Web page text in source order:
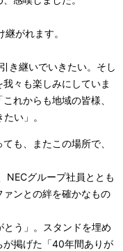
がれます。
き継いでいきたい。そし
々も楽しみにしていま
れからも地域の皆様、
い」。
も、またこの場所で、
NECグループ社員ととも
ンとの絆を確かなもの
う」。スタンドを埋め
が掲げた「40年間ありが